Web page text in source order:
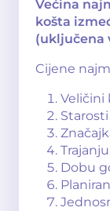
Većina
košta
(uključena
Cijene
Veličini
Dobu